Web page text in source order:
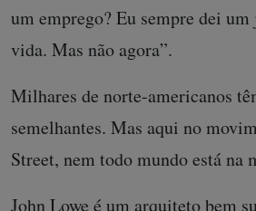
um emprego? Eu sempre dei
vida. Mas não agora”.
Milhares de norte-americanos
semelhantes. Mas aqui no
Street, nem todo mundo está na
John Lowe é um arquiteto bem